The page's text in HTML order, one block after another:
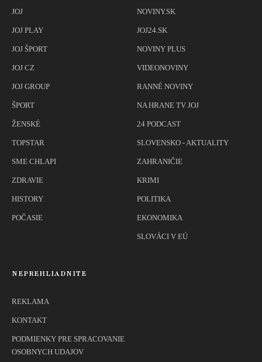
JOJ
JOJ PLAY
JOJ ŠPORT
JOJ CZ
JOJ GROUP
ŠPORT
ŽENSKÉ
TOPSTAR
SME CHLAPI
ZDRAVIE
HISTORY
POČASIE
NOVINY.SK
JOJ24.SK
NOVINY PLUS
VIDEONOVINY
RANNÉ NOVINY
NA HRANE TV JOJ
24 PODCAST
SLOVENSKO - AKTUALITY
ZAHRANIČIE
KRIMI
POLITIKA
EKONOMIKA
SLOVÁCI V EÚ
NEPREHLIADNITE
REKLAMA
KONTAKT
PODMIENKY PRE SPRACOVANIE
OSOBNYCH UDAJOV